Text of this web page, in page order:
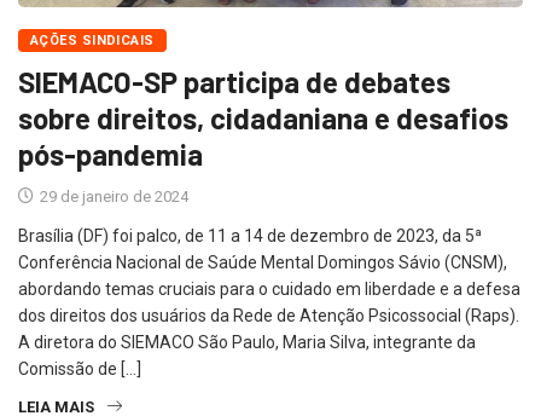
AÇÕES SINDICAIS
SIEMACO-SP participa de debates
sobre direitos, cidadaniana e desafios
pós-pandemia
29 de janeiro de 2024
Brasília (DF) foi palco, de 11 a 14 de dezembro de 2023, da 5ª
Conferência Nacional de Saúde Mental Domingos Sávio (CNSM),
abordando temas cruciais para o cuidado em liberdade e a defesa
dos direitos dos usuários da Rede de Atenção Psicossocial (Raps).
A diretora do SIEMACO São Paulo, Maria Silva, integrante da
Comissão de […]
LEIA MAIS